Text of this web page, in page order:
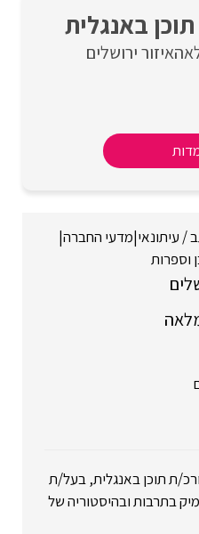
באנגלית
איזור ירושלים
/ עיתונאי|מדעי החברה|
וספרות
ת תוכן באנגלית, בעל/ת
בתרבות ובהיסטוריה של